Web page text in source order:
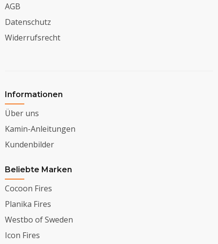
AGB
Datenschutz
Widerrufsrecht
Informationen
Über uns
Kamin-Anleitungen
Kundenbilder
Beliebte Marken
Cocoon Fires
Planika Fires
Westbo of Sweden
Icon Fires